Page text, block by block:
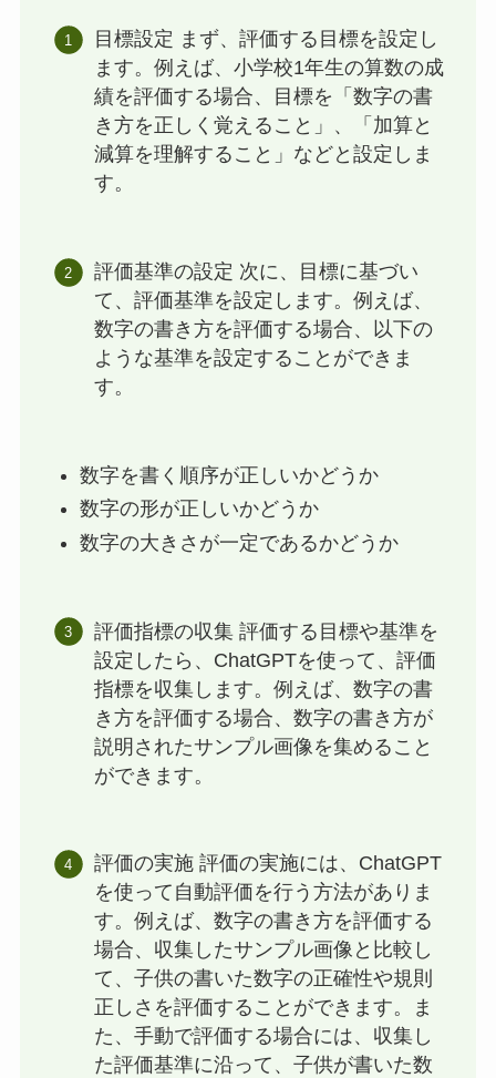
目標設定 まず、評価する目標を設定し
ます。例えば、小学校1年生の算数の成
績を評価する場合、目標を「数字の書
き方を正しく覚えること」、「加算と
減算を理解すること」などと設定しま
す。
評価基準の設定 次に、目標に基づい
て、評価基準を設定します。例えば、
数字の書き方を評価する場合、以下の
ような基準を設定することができま
す。
数字を書く順序が正しいかどうか
数字の形が正しいかどうか
数字の大きさが一定であるかどうか
評価指標の収集 評価する目標や基準を
設定したら、ChatGPTを使って、評価
指標を収集します。例えば、数字の書
き方を評価する場合、数字の書き方が
説明されたサンプル画像を集めること
ができます。
評価の実施 評価の実施には、ChatGPT
を使って自動評価を行う方法がありま
す。例えば、数字の書き方を評価する
場合、収集したサンプル画像と比較し
て、子供の書いた数字の正確性や規則
正しさを評価することができます。ま
た、手動で評価する場合には、収集し
た評価基準に沿って、子供が書いた数